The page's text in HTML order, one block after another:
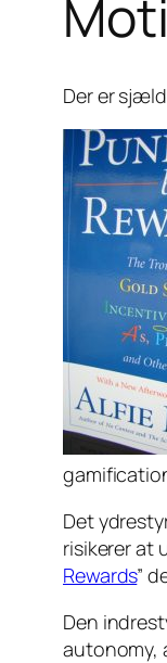
Der er
Det
risikerer at
Rewards”
Den
autonomy,